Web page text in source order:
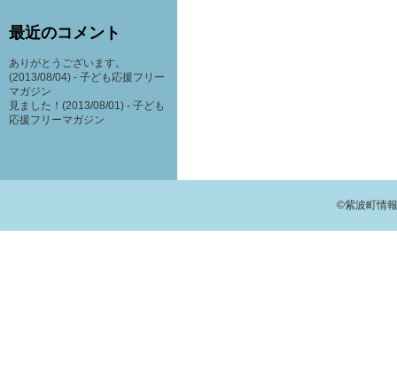
最近のコメント
ありがとうございます。
(2013/08/04) - 子ども応援フリー
マガジン
見ました！(2013/08/01) - 子ども
応援フリーマガジン
©紫波町情